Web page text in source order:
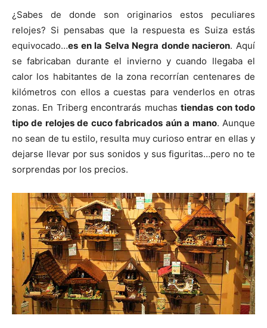
¿Sabes de donde son originarios estos peculiares
relojes? Si pensabas que la respuesta es Suiza estás
equivocado…es en la Selva Negra donde nacieron. Aquí
se fabricaban durante el invierno y cuando llegaba el
calor los habitantes de la zona recorrían centenares de
kilómetros con ellos a cuestas para venderlos en otras
zonas. En Triberg encontrarás muchastiendas con todo
tipo de relojes de cuco fabricados aún a mano. Aunque
no sean de tu estilo, resulta muy curioso entrar en ellas y
dejarse llevar por sus sonidos y sus figuritas…pero no te
sorprendas por los precios.